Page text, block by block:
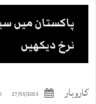
پاکستان میں
نرخ دیکھیں
کاروبار 27/05/2025
0